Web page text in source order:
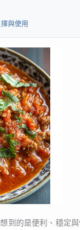
與使用
到的是便利、穩定